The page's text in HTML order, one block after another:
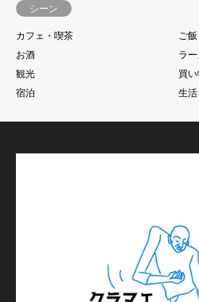
シーン
カフェ・喫茶
ご飯
お酒
ラ
観光
買
宿泊
生活